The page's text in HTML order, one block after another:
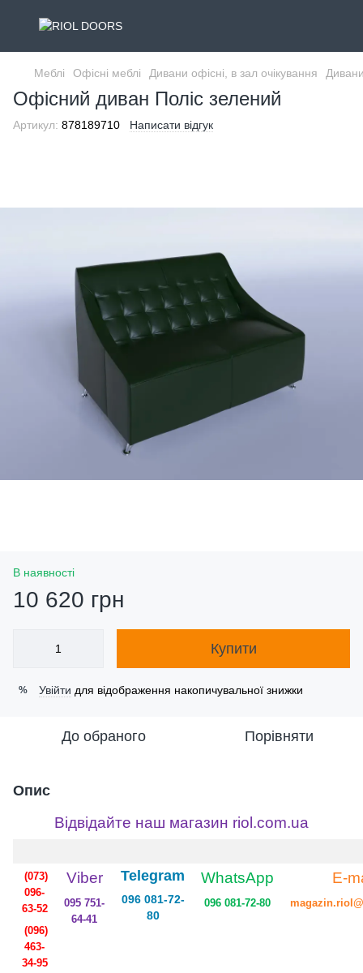
Меблі Офісні меблі Дивани офісні, в зал очікування
Офісний диван Поліс зелений
Артикул: 878189710 Написати відгук
В наявності
10 620 грн
Купити
% Увійти для відображення накопичувальної знижки
До обраного Порівняти
Опис
Відвідайте наш магазин riol.com.ua
(073)
096-
63-52
(096)
463-
34-95
Viber
095 751-
64-41
Telegram
096 081-72-
80
WhatsApp
096 081-72-80
E-